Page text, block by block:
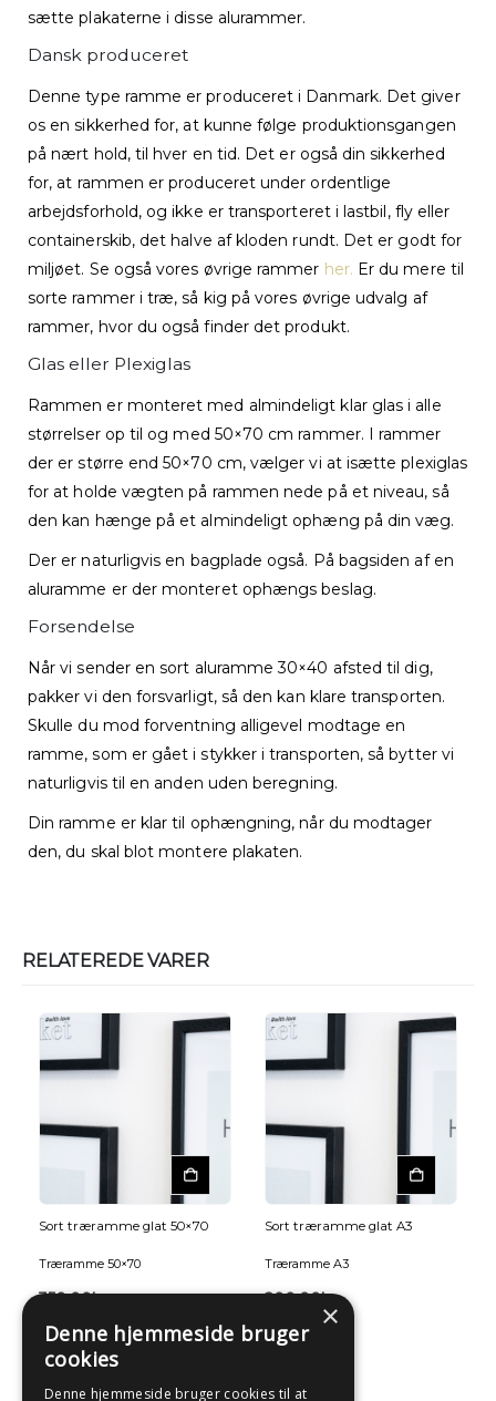
sætte plakaterne i disse alurammer.
Dansk produceret
Denne type ramme er produceret i Danmark. Det giver
os en sikkerhed for, at kunne følge produktionsgangen
på nært hold, til hver en tid. Det er også din sikkerhed
for, at rammen er produceret under ordentlige
arbejdsforhold, og ikke er transporteret i lastbil, fly eller
containerskib, det halve af kloden rundt. Det er godt for
miljøet. Se også vores øvrige rammer her. Er du mere til
sorte rammer i træ, så kig på vores øvrige udvalg af
rammer, hvor du også finder det produkt.
Glas eller Plexiglas
Rammen er monteret med almindeligt klar glas i alle
størrelser op til og med 50×70 cm rammer. I rammer
der er større end 50×70 cm, vælger vi at isætte plexiglas
for at holde vægten på rammen nede på et niveau, så
den kan hænge på et almindeligt ophæng på din væg.
Der er naturligvis en bagplade også. På bagsiden af en
aluramme er der monteret ophængs beslag.
Forsendelse
Når vi sender en sort aluramme 30×40 afsted til dig,
pakker vi den forsvarligt, så den kan klare transporten.
Skulle du mod forventning alligevel modtage en
ramme, som er gået i stykker i transporten, så bytter vi
naturligvis til en anden uden beregning.
Din ramme er klar til ophængning, når du modtager
den, du skal blot montere plakaten.
RELATEREDE VARER
Sort træramme glat 50×70
Træramme 50×70
350,00kr.
Sort træramme glat A3
Træramme A3
200,00kr.
×
Denne hjemmeside bruger
cookies
Denne hjemmeside bruger cookies til at